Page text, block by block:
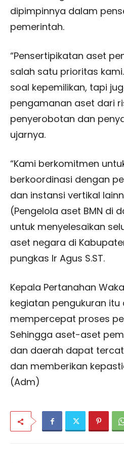
dipimpinnya dalam
pemerintah.
“Pensertipikatan aset
salah satu prioritas
soal kepemilikan, tapi
pengamanan aset dari
penyerobotan dan
ujarnya.
“Kami berkomitmen
berkoordinasi dengan
dan instansi vertikal
(Pengelola aset BMN di
untuk menyelesaikan
aset negara di
pungkas Ir Agus S.ST.
Kepala Pertanahan
kegiatan pengukuran itu
mempercepat proses
Sehingga aset-aset
dan daerah dapat
dan memberikan
(Adm)